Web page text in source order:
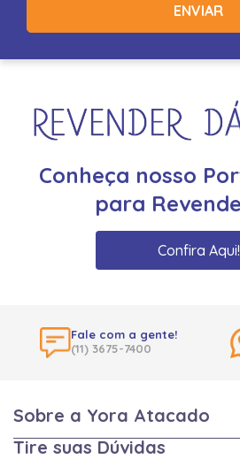
ENVIAR
Conheça nosso
para
Confira Aqui!
Fale com a gente!
(11) 3675-7400
Sobre a Yora Atacado
Tire suas Dúvidas